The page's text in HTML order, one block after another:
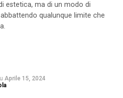
estetica, ma di un modo di
qualunque limite che
Aprile 15, 2024